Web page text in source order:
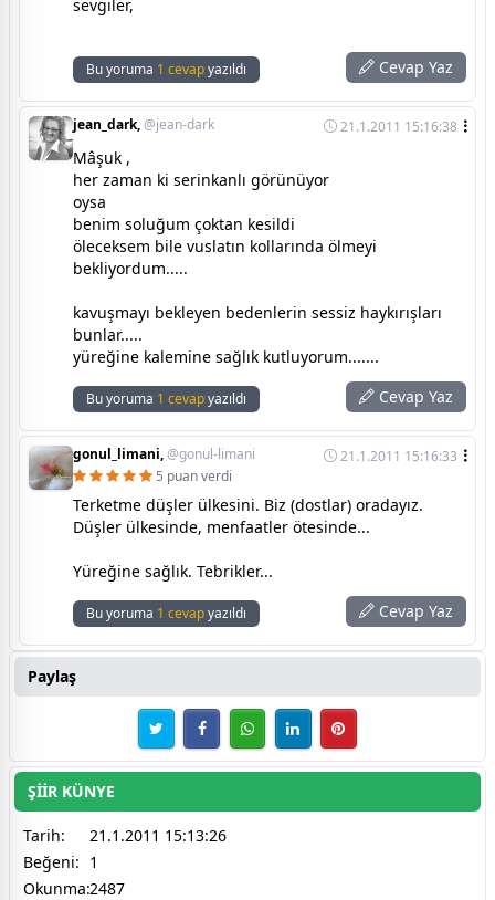
sevgiler,
Bu yoruma 1 cevapyazıldı Cevap Yaz
jean_dark,@jean-dark 21.1.2011 15:16:38
Mâşuk ,
her zaman ki serinkanlı görünüyor
oysa
benim soluğum çoktan kesildi
öleceksem bile vuslatın kollarında ölmeyi
bekliyordum.....
kavuşmayı bekleyen bedenlerin sessiz haykırışları
bunlar.....
yüreğine kalemine sağlık kutluyorum.......
Bu yoruma 1 cevapyazıldı Cevap Yaz
gonul_limani,@gonul-limani
21.1.2011 15:16:33
5 puan verdi
Terketme düşler ülkesini. Biz (dostlar) oradayız.
Düşler ülkesinde, menfaatler ötesinde...
Yüreğine sağlık. Tebrikler...
Bu yoruma 1 cevapyazıldı Cevap Yaz
Paylaş
ŞİİR KÜNYE
Tarih:
21.1.2011 15:13:26
Beğeni: 1
Okunma:2487